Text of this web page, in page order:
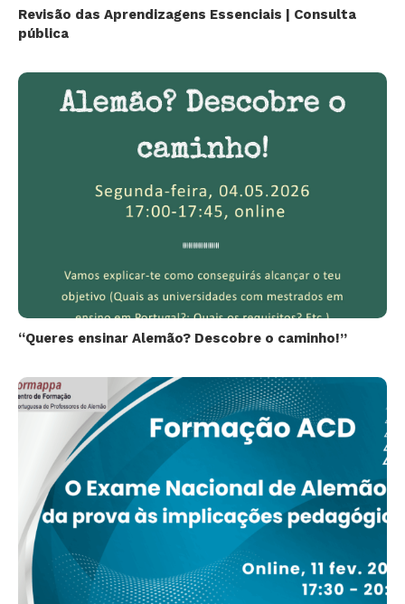
Revisão das Aprendizagens Essenciais | Consulta
pública
“Queres ensinar Alemão? Descobre o caminho!”